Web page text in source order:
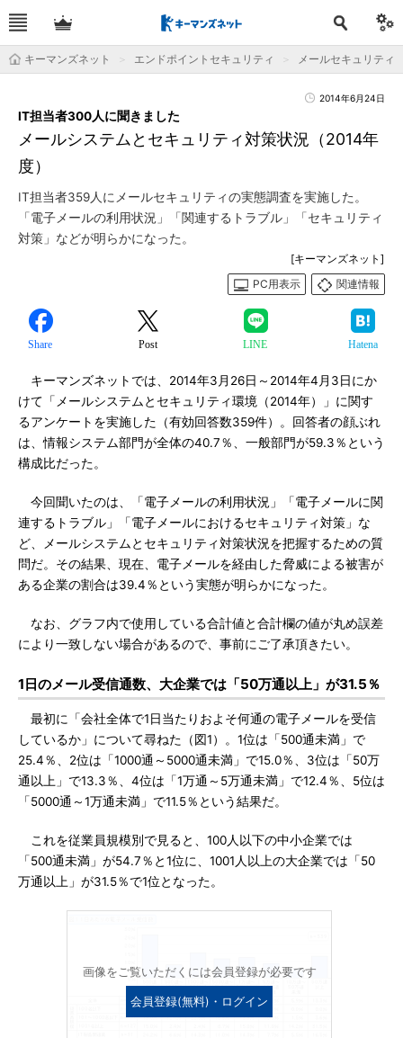
キーマンズネット エンドポイントセキュリティ メールセキュリティ
2014年6月24日
メールシステムとセキュリティ対策状況（2014年
度）
IT担当者300人に聞きました
IT担当者359人にメールセキュリティの実態調査を実施した。
「電子メールの利用状況」「関連するトラブル」「セキュリティ
対策」などが明らかになった。
[キーマンズネット]
PC用表示
関連情報
Share Post LINE Hatena
キーマンズネットでは、2014年3月26日～2014年4月3日にか
けて「メールシステムとセキュリティ環境（2014年）」に関す
るアンケートを実施した（有効回答数359件）。回答者の顔ぶれ
は、情報システム部門が全体の40.7％、一般部門が59.3％という
構成比だった。
今回聞いたのは、「電子メールの利用状況」「電子メールに関
連するトラブル」「電子メールにおけるセキュリティ対策」な
ど、メールシステムとセキュリティ対策状況を把握するための質
問だ。その結果、現在、電子メールを経由した脅威による被害が
ある企業の割合は39.4％という実態が明らかになった。
なお、グラフ内で使用している合計値と合計欄の値が丸め誤差
により一致しない場合があるので、事前にご了承頂きたい。
1日のメール受信通数、大企業では「50万通以上」が31.5％
最初に「会社全体で1日当たりおよそ何通の電子メールを受信
しているか」について尋ねた（図1）。1位は「500通未満」で
25.4％、2位は「1000通～5000通未満」で15.0％、3位は「50万
通以上」で13.3％、4位は「1万通～5万通未満」で12.4％、5位は
「5000通～1万通未満」で11.5％という結果だ。
これを従業員規模別で見ると、100人以下の中小企業では
「500通未満」が54.7％と1位に、1001人以上の大企業では「50
万通以上」が31.5％で1位となった。
画像をご覧いただくには会員登録が必要です
会員登録(無料)・ログイン